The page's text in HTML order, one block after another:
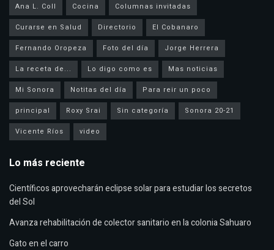
Ana L. Coll Cocina
Columnas invitadas
Curarse en Salud
Directorio
El Cobanaro
Fernando Oropeza
Foto del día
Jorge Herrera
La receta de...
Lo digo como es
Mas noticias
Mi Sonora
Notitas del día
Para reir un poco
principal
Roxy Srai Sin categoría
Sonora 20-21
Vicente Ríos
video
Lo más reciente
Científicos aprovecharán eclipse solar para estudiar los secretos
del Sol
Avanza rehabilitación de colector sanitario en la colonia Sahuaro
Gato en el carro